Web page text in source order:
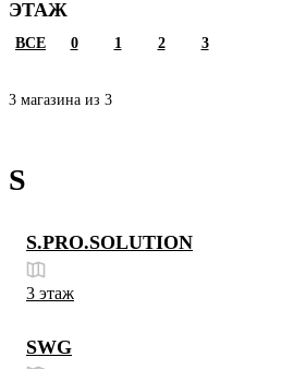
ЭТАЖ
ВСЕ 0 1 2 3
3 магазина из 3
S
S.PRO.SOLUTION
3 этаж
SWG